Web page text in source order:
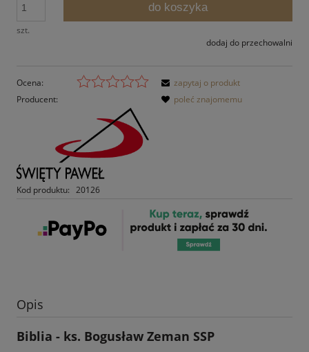
szt.
do koszyka
dodaj do przechowalni
Ocena:
Producent:
Kod produktu: 20126
zapytaj o produkt
poleć znajomemu
Opis
Biblia - ks. Bogusław Zeman SSP